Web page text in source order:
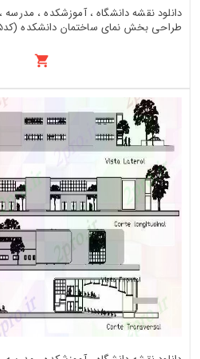
دانلود نقشه دانشگاه ، آموزشکده ، مدرسه
طراحی بخش نمای ساختمان دانشکده (کد167495)